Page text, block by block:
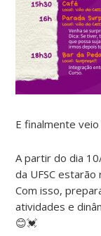
E finalmente
A partir do dia
da UFSC
Com isso,
atividades e
😊💓